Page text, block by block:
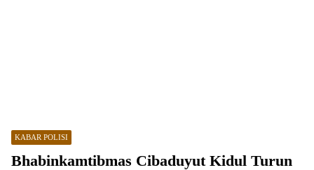
KABAR POLISI
Bhabinkamtibmas Cibaduyut Kidul Turun